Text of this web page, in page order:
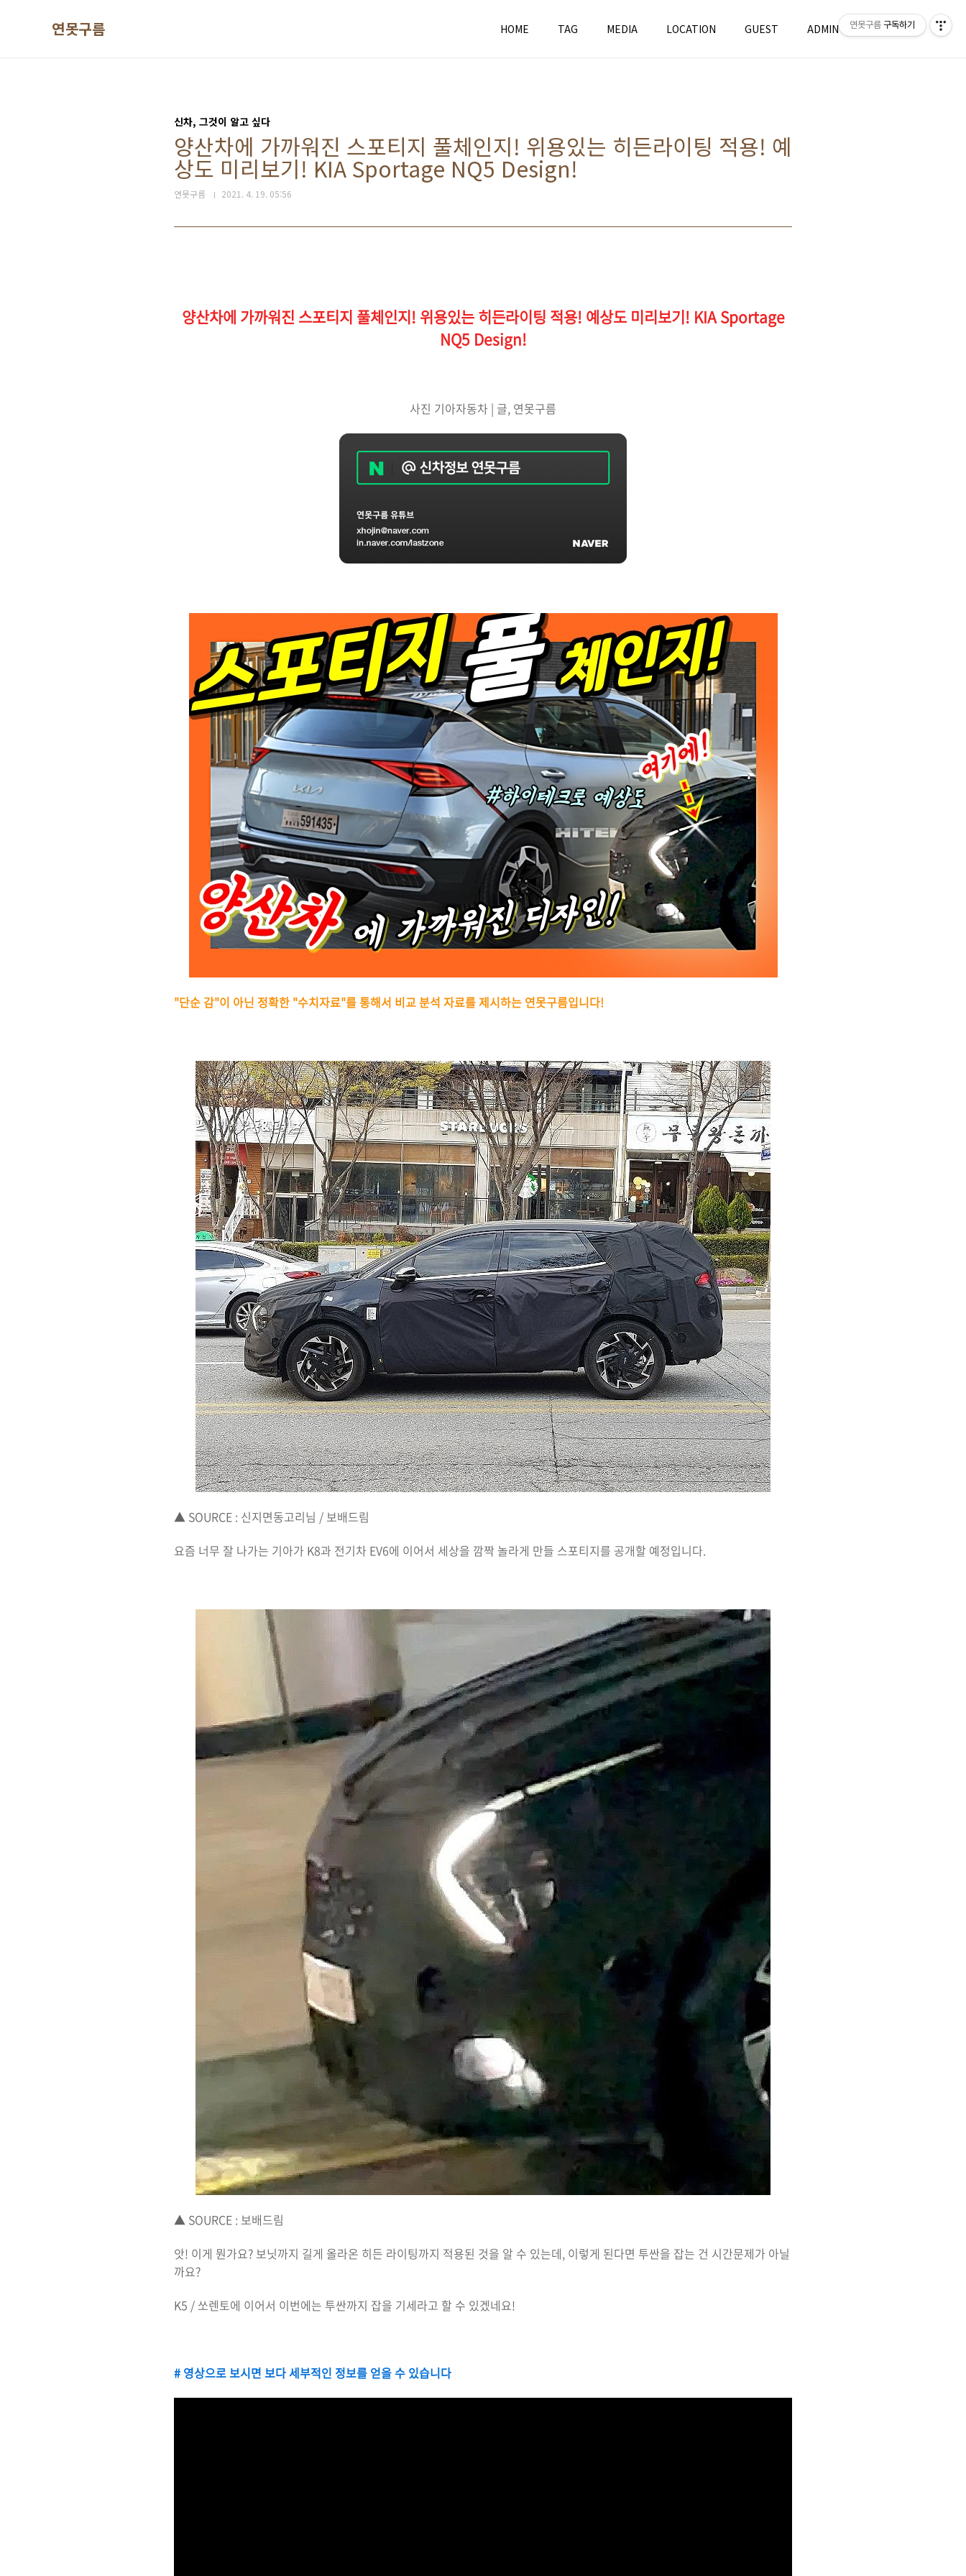
연못구름 HOME TAG MEDIA LOCATION GUEST ADMIN WRITE
신차, 그것이 알고 싶다
양산차에 가까워진 스포티지 풀체인지! 위용있는 히든라이팅 적용! 예
상도 미리보기! KIA Sportage NQ5 Design!
연못구름 2021. 4. 19. 05:56
양산차에 가까워진 스포티지 풀체인지! 위용있는 히든라이팅 적용! 예상도 미리보기! KIA Sportage
NQ5 Design!
사진 기아자동차 | 글, 연못구름
"단순 감"이 아닌 정확한 "수치자료"를 통해서 비교 분석 자료를 제시하는 연못구름입니다!
▲ SOURCE : 신지면동고리님 / 보배드림
요즘 너무 잘 나가는 기아가 K8과 전기차 EV6에 이어서 세상을 깜짝 놀라게 만들 스포티지를 공개할 예정입니다.
▲ SOURCE : 보배드림
앗! 이게 뭔가요? 보닛까지 길게 올라온 히든 라이팅까지 적용된 것을 알 수 있는데, 이렇게 된다면 투싼을 잡는 건 시간문제가 아닐
까요?
K5 / 쏘렌토에 이어서 이번에는 투싼까지 잡을 기세라고 할 수 있겠네요!
# 영상으로 보시면 보다 세부적인 정보를 얻을 수 있습니다
연못구름 구독하기